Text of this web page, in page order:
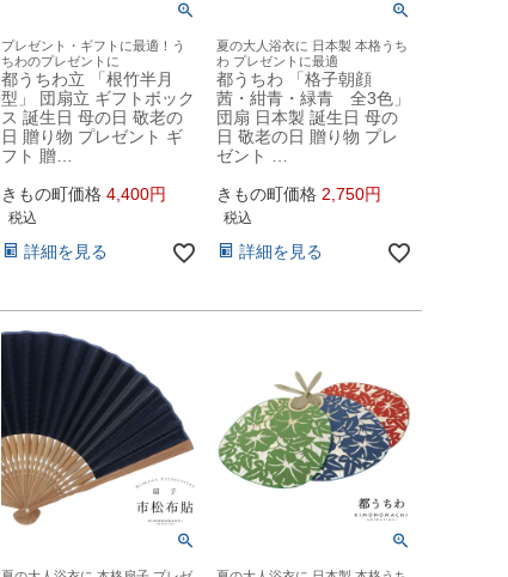
プレゼント・ギフトに最適！う
ちわのプレゼントに
都うちわ立 「根竹半月
型」 団扇立 ギフトボック
ス 誕生日 母の日 敬老の
日 贈り物 プレゼント ギ
フト 贈…
きもの町価格 4,400
税込
詳細を見る
夏の大人浴衣に 日本製 本格うち
わ プレゼントに最適
都うちわ 「格子朝顔
茜・紺青・緑青 全3色」
団扇 日本製 誕生日 母の
日 敬老の日 贈り物 プレ
ゼント …
きもの町価格 2,750
税込
詳細を見る